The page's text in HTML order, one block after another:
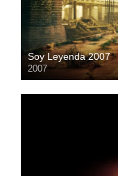
Soy Leyenda 2007
2007
HD